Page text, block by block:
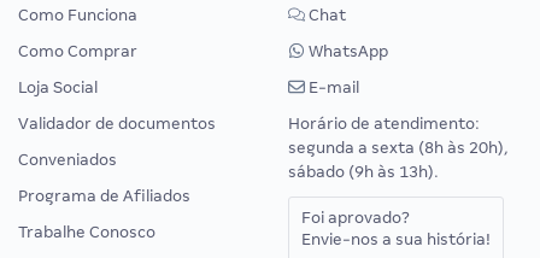
Como Funciona
Como Comprar
Loja Social
Validador de documentos
Conveniados
Programa de Afiliados
Trabalhe Conosco
Chat
WhatsApp
E-mail
Horário de atendimento:
segunda a sexta (8h às 20h),
sábado (9h às 13h).
Foi aprovado?
Envie-nos a sua história!